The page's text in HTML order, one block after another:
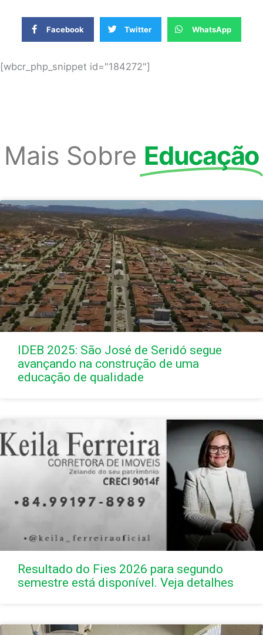
Facebook Twitter WhatsApp
[wbcr_php_snippet id="184272"]
Mais Sobre Educação
IDEB 2025: São José de Seridó segue
avançando na construção de uma
educação de qualidade
Resultado do Fies 2026 para segundo
semestre está disponível. Veja detalhes